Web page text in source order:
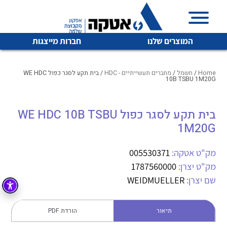
המוצרים שלנו חברות מייצגות
איכות | שרות | זמינות
אטקה בע”מ היא החברה הגדולה והמובילה בישראל בשיווק
מיתוג, בקרה , ואינסטלציה חשמלית ופעילה ב7 תחומים:
חשמל מיתוג ואינסטלציה חשמלית
קופסאות וארונות לחשמל, בקרה ואלקטרוניקה
לכל מוצרי היצרן לכל מוצרי היצרן
לכל מוצרי היצרן לכל מוצרי היצרן
Home
/ חשמל / מחברים תעשייתיים - HDC / בית תקע לסגר כפול WE HDC
10B TSBU 1M20G
בית תקע לסגר כפול WE HDC 10B TSBU
1M20G
מק"ט אטקה: 005530371
מק"ט יצרן: 1787560000
שם יצרן: WEIDMUELLER
תיאור הורדת PDF